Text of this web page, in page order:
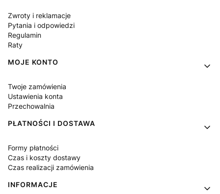
Zwroty i reklamacje
Pytania i odpowiedzi
Regulamin
Raty
MOJE KONTO
Twoje zamówienia
Ustawienia konta
Przechowalnia
PŁATNOŚCI I DOSTAWA
Formy płatności
Czas i koszty dostawy
Czas realizacji zamówienia
INFORMACJE